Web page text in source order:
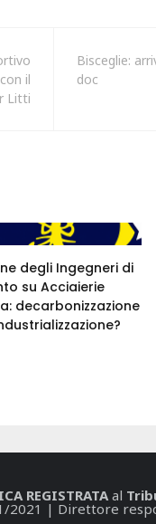
il
Litti
Bisceglie:
doc
degli Ingegneri di
su Acciaierie
decarbonizzazione
REGISTRATAal
2021 | Direttore